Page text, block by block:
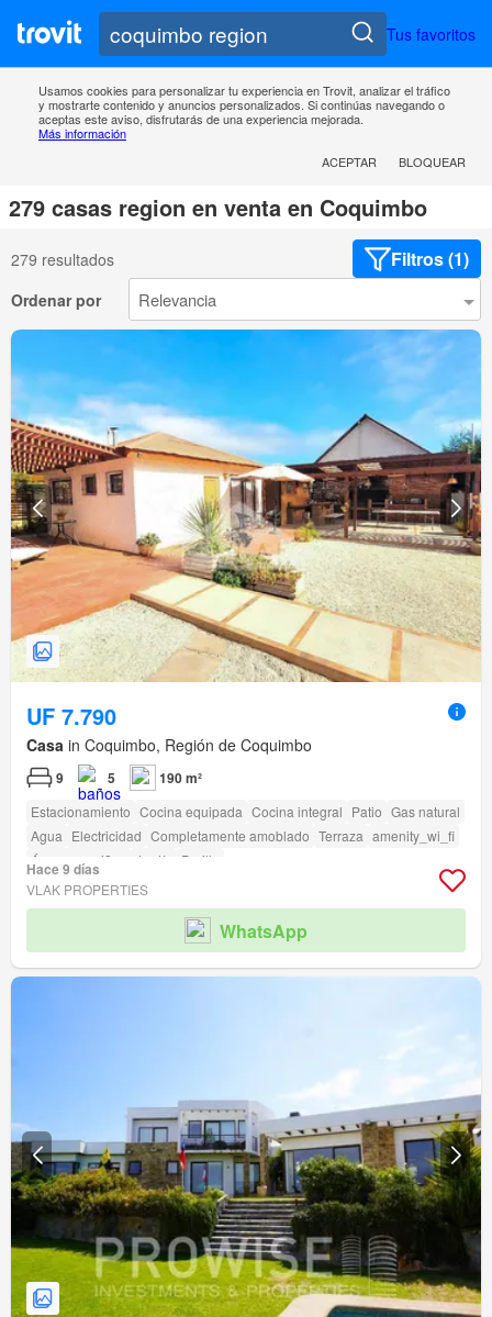
Tus favoritos
Usamos cookies para personalizar tu experiencia en Trovit, analizar el tráfico
y mostrarte contenido y anuncios personalizados. Si continúas navegando o
aceptas este aviso, disfrutarás de una experiencia mejorada.
Más información
ACEPTAR
BLOQUEAR
279 casas region en venta en Coquimbo
279 resultados Filtros (1)
Ordenar por
UF 7.790
Casa in Coquimbo, Región de Coquimbo
9 5 190 m²
Estacionamiento Cocina equipada Cocina integral Patio Gas natural
Agua Electricidad Completamente amoblado Terraza amenity_wi_fi
Área para niños
Jardín Parilla
Hace 9 días
VLAK PROPERTIES
WhatsApp